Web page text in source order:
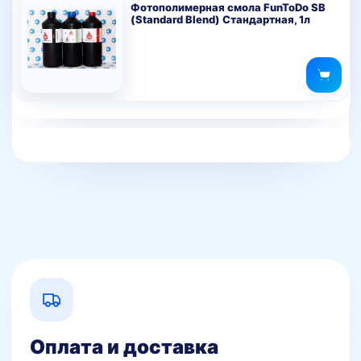
Фотополимерная смола FunToDo SB
(Standard Blend) Стандартная, 1л
Оплата и доставка